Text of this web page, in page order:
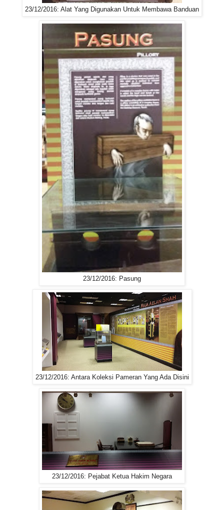
23/12/2016: Alat Yang Digunakan Untuk Membawa Banduan
23/12/2016: Pasung
23/12/2016: Antara Koleksi Pameran Yang Ada Disini
23/12/2016: Pejabat Ketua Hakim Negara